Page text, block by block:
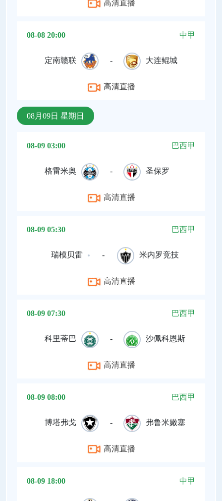
高清直播
08-08 20:00 中甲
定南赣联 - 大连鲲城
高清直播
08月09日 星期日
08-09 03:00 巴西甲
格雷米奥 - 圣保罗
高清直播
08-09 05:30 巴西甲
瑞模贝雷 - 米内罗竞技
高清直播
08-09 07:30 巴西甲
科里蒂巴 - 沙佩科恩斯
高清直播
08-09 08:00 巴西甲
博塔弗戈 - 弗鲁米嫩塞
高清直播
08-09 18:00 中甲